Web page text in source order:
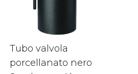
Tubo valvola
porcellanato nero